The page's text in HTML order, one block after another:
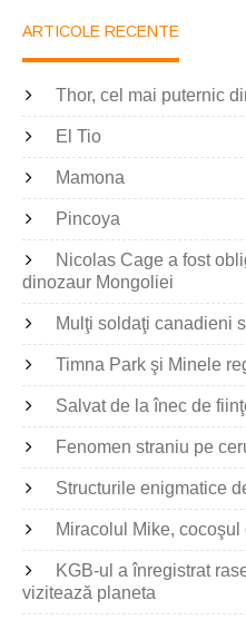
ARTICOLE RECENTE
Thor, cel mai puternic
El Tio
Mamona
Pincoya
Nicolas Cage a fost
dinozaur Mongoliei
Mulţi soldaţi canadieni
Timna Park şi Minele
Salvat de la înec de
Fenomen straniu pe
Structurile enigmatice
Miracolul Mike,
KGB-ul a înregistrat
vizitează planeta